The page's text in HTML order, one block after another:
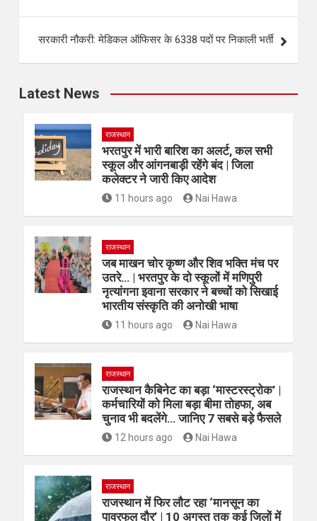
सरकारी नौकरी: मेडिकल ऑफिसर के 6338 पदों पर निकाली भर्ती
Latest News
राजस्थान
भरतपुर में भारी बारिश का अलर्ट, कल सभी
स्कूल और आंगनबाड़ी रहेंगे बंद | जिला
कलेक्टर ने जारी किए आदेश
11 hours ago Nai Hawa
राजस्थान
जब माखन चोर कृष्ण और शिव भक्ति मंच पर
उतरे… | भरतपुर के दो स्कूलों में मणिपुरी
नृत्यांगना इवाना सरकार ने बच्चों को सिखाई
भारतीय संस्कृति की अनोखी भाषा
11 hours ago Nai Hawa
राजस्थान
राजस्थान कैबिनेट का बड़ा ‘मास्टरस्ट्रोक’ |
कर्मचारियों को मिला बड़ा बीमा तोहफा, अब
चुनाव भी बदलेंगे… जानिए 7 सबसे बड़े फैसले
12 hours ago Nai Hawa
राजस्थान
राजस्थान में फिर लौट रहा ‘मानसून का
पावरफुल दौर’ | 10 अगस्त तक कई जिलों में